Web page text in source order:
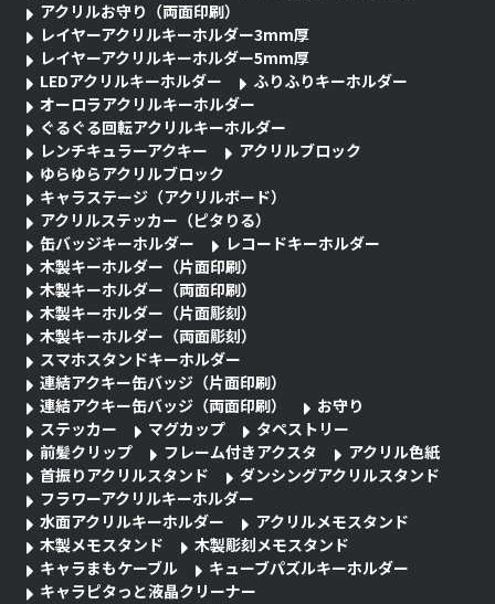
アクリルお守り（両面印刷）
レイヤーアクリルキーホルダー3mm厚
レイヤーアクリルキーホルダー5mm厚
LEDアクリルキーホルダー
ふりふりキーホルダー
オーロラアクリルキーホルダー
ぐるぐる回転アクリルキーホルダー
レンチキュラーアクキー
アクリルブロック
ゆらゆらアクリルブロック
キャラステージ（アクリルボード）
アクリルステッカー（ピタりる）
缶バッジキーホルダー
レコードキーホルダー
木製キーホルダー（片面印刷）
木製キーホルダー（両面印刷）
木製キーホルダー（片面彫刻）
木製キーホルダー（両面彫刻）
スマホスタンドキーホルダー
連結アクキー缶バッジ（片面印刷）
連結アクキー缶バッジ（両面印刷）
お守り
ステッカー
マグカップ
タペストリー
前髪クリップ
フレーム付きアクスタ
アクリル色紙
首振りアクリルスタンド
ダンシングアクリルスタンド
フラワーアクリルキーホルダー
水面アクリルキーホルダー
アクリルメモスタンド
木製メモスタンド
木製彫刻メモスタンド
キャラまもケーブル
キューブパズルキーホルダー
キャラピタっと液晶クリーナー